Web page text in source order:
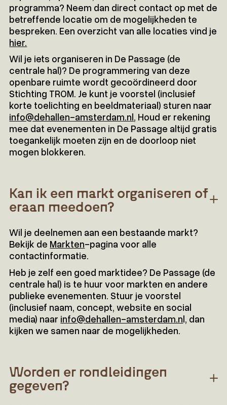
programma? Neem dan direct contact op met de
betreffende locatie om de mogelijkheden te
bespreken. Een overzicht van alle locaties vind je
hier.
Wil je iets organiseren in De Passage (de
centrale hal)? De programmering van deze
openbare ruimte wordt gecoördineerd door
Stichting TROM. Je kunt je voorstel (inclusief
korte toelichting en beeldmateriaal) sturen naar
info@dehallen-amsterdam.nl, Houd er rekening
mee dat evenementen in De Passage altijd gratis
toegankelijk moeten zijn en de doorloop niet
mogen blokkeren.
Kan ik een markt organiseren of
eraan meedoen?
Wil je deelnemen aan een bestaande markt?
Bekijk de Markten-pagina voor alle
contactinformatie.
Heb je zelf een goed marktidee? De Passage (de
centrale hal) is te huur voor markten en andere
publieke evenementen. Stuur je voorstel
(inclusief naam, concept, website en social
media) naar info@dehallen-amsterdam.nl, dan
kijken we samen naar de mogelijkheden.
Worden er rondleidingen
gegeven?